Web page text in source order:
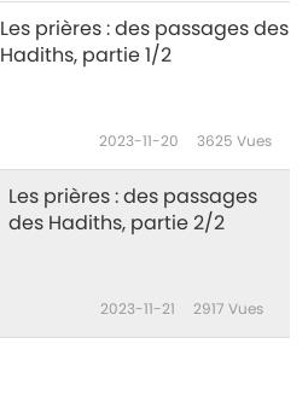
Les prières : des passages des
Hadiths, partie 1/2
2023-11-20 3625 Vues
Les prières : des passages
des Hadiths, partie 2/2
2023-11-21 2917 Vues